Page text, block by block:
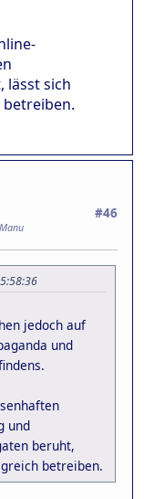
lässt sich
#46
jedoch auf
und
und
beruht,
betreiben.